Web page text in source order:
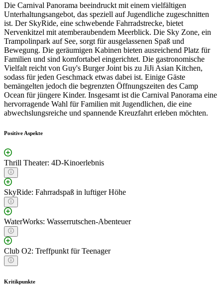
Die Carnival Panorama beeindruckt mit einem vielfältigen
Unterhaltungsangebot, das speziell auf Jugendliche zugeschnitten
ist. Der SkyRide, eine schwebende Fahrradstrecke, bietet
Nervenkitzel mit atemberaubendem Meerblick. Die Sky Zone, ein
Trampolinpark auf See, sorgt für ausgelassenen Spaß und
Bewegung. Die geräumigen Kabinen bieten ausreichend Platz für
Familien und sind komfortabel eingerichtet. Die gastronomische
Vielfalt reicht von Guy's Burger Joint bis zu JiJi Asian Kitchen,
sodass für jeden Geschmack etwas dabei ist. Einige Gäste
bemängelten jedoch die begrenzten Öffnungszeiten des Camp
Ocean für jüngere Kinder. Insgesamt ist die Carnival Panorama eine
hervorragende Wahl für Familien mit Jugendlichen, die eine
abwechslungsreiche und spannende Kreuzfahrt erleben möchten.
Positive Aspekte
Thrill Theater: 4D-Kinoerlebnis
SkyRide: Fahrradspaß in luftiger Höhe
WaterWorks: Wasserrutschen-Abenteuer
Club O2: Treffpunkt für Teenager
Kritikpunkte